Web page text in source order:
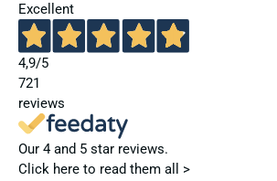
Excellent
4,9/5
721
reviews
Our 4 and 5 star reviews.
Click here to read them all >